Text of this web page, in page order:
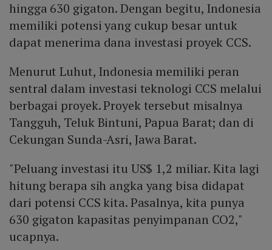
hingga 630 gigaton. Dengan begitu, Indonesia
memiliki potensi yang cukup besar untuk
dapat menerima dana investasi proyek CCS.
Menurut Luhut, Indonesia memiliki peran
sentral dalam investasi teknologi CCS melalui
berbagai proyek. Proyek tersebut misalnya
Tangguh, Teluk Bintuni, Papua Barat; dan di
Cekungan Sunda-Asri, Jawa Barat.
"Peluang investasi itu US$ 1,2 miliar. Kita lagi
hitung berapa sih angka yang bisa didapat
dari potensi CCS kita. Pasalnya, kita punya
630 gigaton kapasitas penyimpanan CO2,"
ucapnya.